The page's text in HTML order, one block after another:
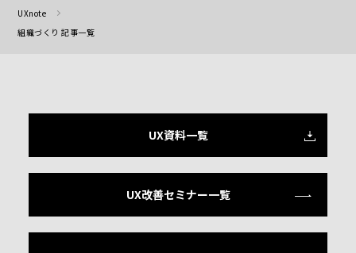
UXnote
組織づくり 記事一覧
UX資料一覧
UX改善セミナー一覧